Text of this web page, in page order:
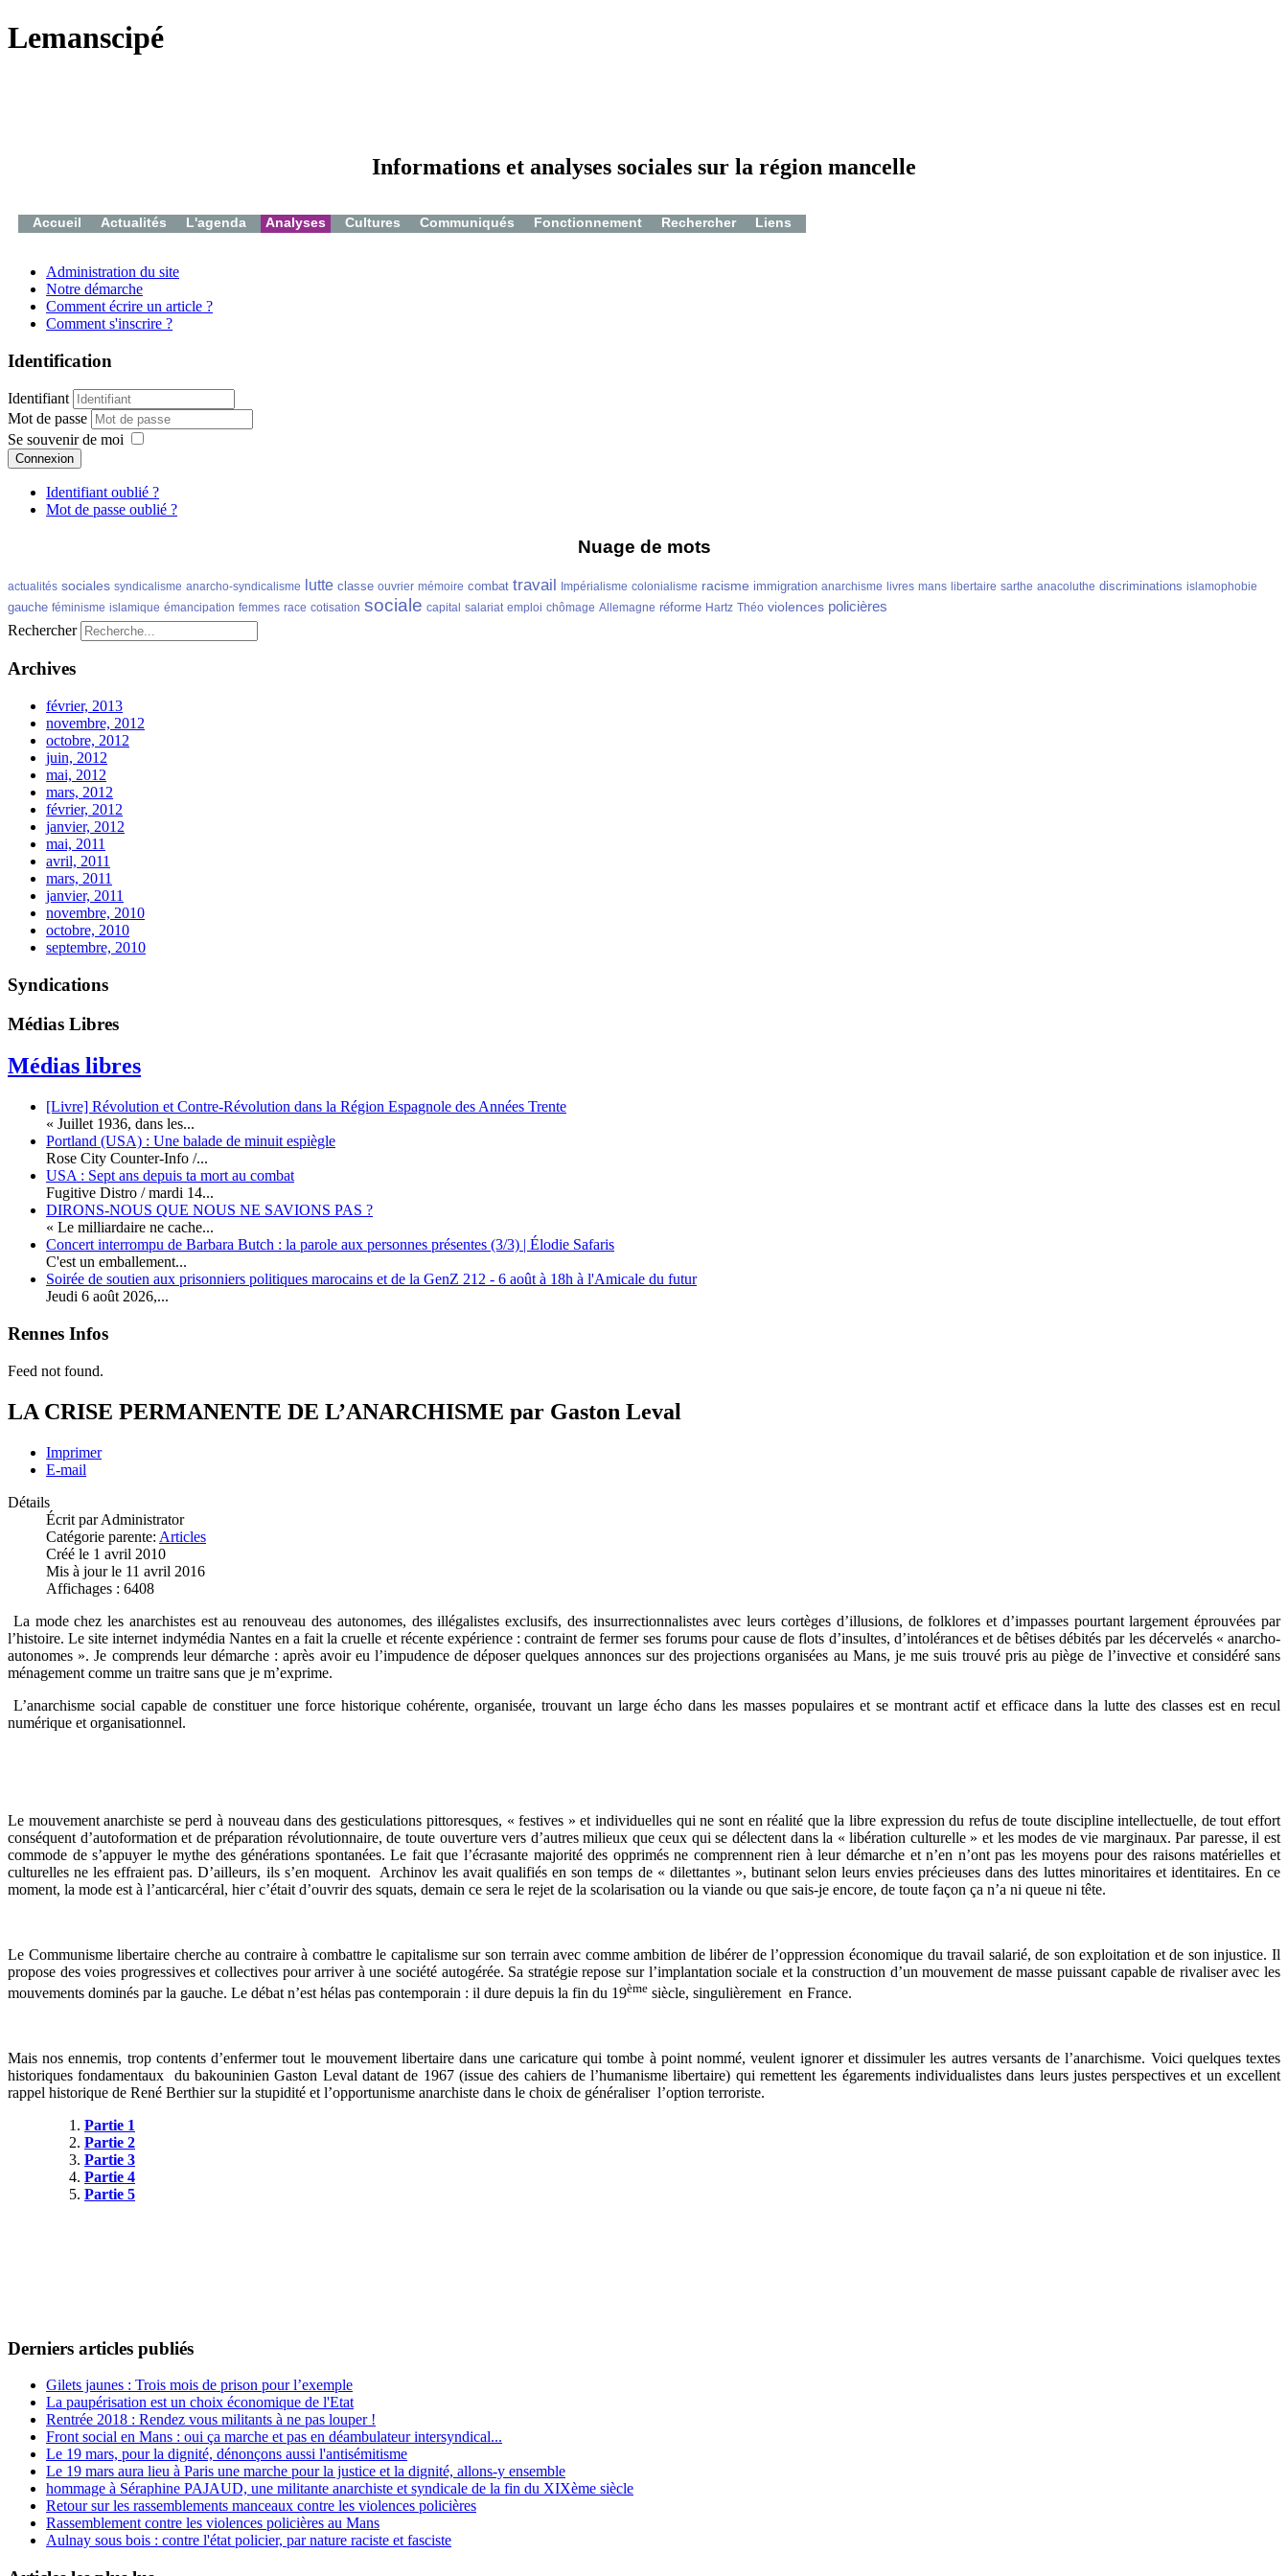
Lemanscipé
Informations et analyses sociales sur la région mancelle
Accueil Actualités L'agenda Analyses Cultures Communiqués Fonctionnement Rechercher Liens
Administration du site
Notre démarche
Comment écrire un article ?
Comment s'inscrire ?
Identification
Identifiant
Mot de passe
Se souvenir de moi
Connexion
Identifiant oublié ?
Mot de passe oublié ?
Nuage de mots
actualités sociales syndicalisme anarcho-syndicalisme lutte classe ouvrier mémoire combat travail Impérialisme colonialisme racisme immigration anarchisme livres mans libertaire sarthe anacoluthe discriminations islamophobie
gauche féminisme islamique émancipation femmes race cotisation sociale capital salariat emploi chômage Allemagne réforme Hartz Théo violences policières
Rechercher
Archives
février, 2013
novembre, 2012
octobre, 2012
juin, 2012
mai, 2012
mars, 2012
février, 2012
janvier, 2012
mai, 2011
avril, 2011
mars, 2011
janvier, 2011
novembre, 2010
octobre, 2010
septembre, 2010
Syndications
Médias Libres
Médias libres
[Livre] Révolution et Contre-Révolution dans la Région Espagnole des Années Trente
« Juillet 1936, dans les...
Portland (USA) : Une balade de minuit espiègle
Rose City Counter-Info /...
USA : Sept ans depuis ta mort au combat
Fugitive Distro / mardi 14...
DIRONS-NOUS QUE NOUS NE SAVIONS PAS ?
« Le milliardaire ne cache...
Concert interrompu de Barbara Butch : la parole aux personnes présentes (3/3) | Élodie Safaris
C'est un emballement...
Soirée de soutien aux prisonniers politiques marocains et de la GenZ 212 - 6 août à 18h à l'Amicale du futur
Jeudi 6 août 2026,...
Rennes Infos
Feed not found.
LA CRISE PERMANENTE DE L’ANARCHISME par Gaston Leval
Imprimer
E-mail
Détails
Écrit parAdministrator
Catégorie parente: Articles
Créé le 1 avril 2010
Mis à jour le 11 avril 2016
Affichages : 6408
La mode chez les anarchistes est au renouveau des autonomes, des illégalistes exclusifs, des insurrectionnalistes avec leurs cortèges d’illusions, de folklores et d’impasses pourtant largement éprouvées par
l’histoire. Le site internet indymédia Nantes en a fait la cruelle et récente expérience : contraint de fermer ses forums pour cause de flots d’insultes, d’intolérances et de bêtises débités par les décervelés « anarcho-
autonomes ». Je comprends leur démarche : après avoir eu l’impudence de déposer quelques annonces sur des projections organisées au Mans, je me suis trouvé pris au piège de l’invective et considéré sans
ménagement comme un traitre sans que je m’exprime.
L’anarchisme social capable de constituer une force historique cohérente, organisée, trouvant un large écho dans les masses populaires et se montrant actif et efficace dans la lutte des classes est en recul
numérique et organisationnel.
Le mouvement anarchiste se perd à nouveau dans des gesticulations pittoresques, « festives » et individuelles qui ne sont en réalité que la libre expression du refus de toute discipline intellectuelle, de tout effort
conséquent d’autoformation et de préparation révolutionnaire, de toute ouverture vers d’autres milieux que ceux qui se délectent dans la « libération culturelle » et les modes de vie marginaux. Par paresse, il est
commode de s’appuyer le mythe des générations spontanées. Le fait que l’écrasante majorité des opprimés ne comprennent rien à leur démarche et n’en n’ont pas les moyens pour des raisons matérielles et
culturelles ne les effraient pas. D’ailleurs, ils s’en moquent. Archinov les avait qualifiés en son temps de « dilettantes », butinant selon leurs envies précieuses dans des luttes minoritaires et identitaires. En ce
moment, la mode est à l’anticarcéral, hier c’était d’ouvrir des squats, demain ce sera le rejet de la scolarisation ou la viande ou que sais-je encore, de toute façon ça n’a ni queue ni tête.
Le Communisme libertaire cherche au contraire à combattre le capitalisme sur son terrain avec comme ambition de libérer de l’oppression économique du travail salarié, de son exploitation et de son injustice. Il
propose des voies progressives et collectives pour arriver à une société autogérée. Sa stratégie repose sur l’implantation sociale et la construction d’un mouvement de masse puissant capable de rivaliser avec les
mouvements dominés par la gauche. Le débat n’est hélas pas contemporain : il dure depuis la fin du 19ème siècle, singulièrement en France.
Mais nos ennemis, trop contents d’enfermer tout le mouvement libertaire dans une caricature qui tombe à point nommé, veulent ignorer et dissimuler les autres versants de l’anarchisme. Voici quelques textes
historiques fondamentaux du bakouninien Gaston Leval datant de 1967 (issue des cahiers de l’humanisme libertaire) qui remettent les égarements individualistes dans leurs justes perspectives et un excellent
rappel historique de René Berthier sur la stupidité et l’opportunisme anarchiste dans le choix de généraliser l’option terroriste.
Partie 1
Partie 2
Partie 3
Partie 4
Partie 5
Derniers articles publiés
Gilets jaunes : Trois mois de prison pour l’exemple
La paupérisation est un choix économique de l'Etat
Rentrée 2018 : Rendez vous militants à ne pas louper !
Front social en Mans : oui ça marche et pas en déambulateur intersyndical...
Le 19 mars, pour la dignité, dénonçons aussi l'antisémitisme
Le 19 mars aura lieu à Paris une marche pour la justice et la dignité, allons-y ensemble
hommage à Séraphine PAJAUD, une militante anarchiste et syndicale de la fin du XIXème siècle
Retour sur les rassemblements manceaux contre les violences policières
Rassemblement contre les violences policières au Mans
Aulnay sous bois : contre l'état policier, par nature raciste et fasciste